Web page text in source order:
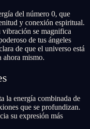
del número 0, que
y conexión espiritual.
vibración se magnifica
de tus ángeles
de que el universo está
ahora mismo.
la energía combinada de
que se profundizan.
su expresión más